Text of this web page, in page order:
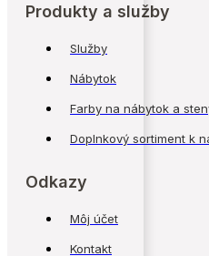
Produkty a služby
Služby
Nábytok
Farby na nábytok a
Doplnkový sortiment k
Odkazy
Môj účet
Kontakt